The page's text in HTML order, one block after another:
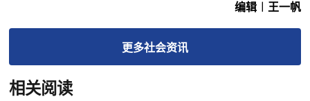
编辑︱王一帆
更多社会资讯
相关阅读